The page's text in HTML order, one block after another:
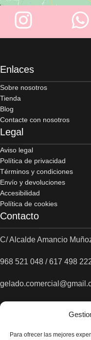
Para ofrecer las mejores
Enlaces
Sobre nosotros
Tienda
Blog
Contacte con nosotros
Legal
Aviso legal
Política de privacidad
Términos y condiciones
Envío y devoluciones
Accesibilidad
Política de cookies
Contacto
C/ Alcalde Amancio
968 521 048 / 617 498